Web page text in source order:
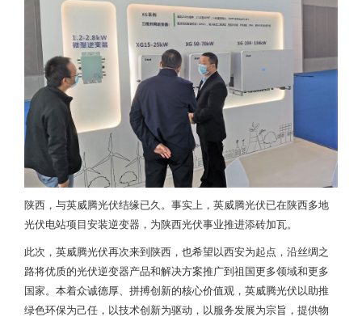
陕西，与英威腾光伏结缘已久。事实上，英威腾光伏已在陕西多地
光伏电站项目安装逆变器，为陕西光伏事业推进添砖加瓦。
此次，英威腾光伏再次来到陕西，也希望以西安为起点，沿丝绸之
路将优质的光伏逆变器产品和解决方案推广到祖国更多领域和更多
国家。本着众诚德厚、拼搏创新的核心价值观，英威腾光伏以助推
绿色环保为己任，以技术创新为驱动，以服务发展为宗旨，提供物